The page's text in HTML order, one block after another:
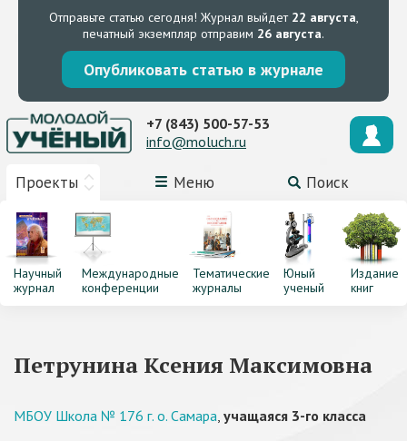
Отправьте статью сегодня! Журнал выйдет 22 августа,
печатный экземпляр отправим 26 августа.
Опубликовать статью в журнале
Проекты Меню Поиск
+7 (843) 500-57-53
info@moluch.ru
Научный
журнал
Международные
конференции
Тематические
журналы
Юный
ученый
Издание
книг
Петрунина Ксения Максимовна
МБОУ Школа № 176 г. о. Самара, учащаяся 3-го класса